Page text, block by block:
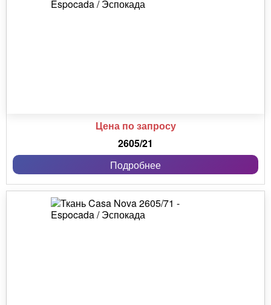
Цена по запросу
2605/21
Подробнее